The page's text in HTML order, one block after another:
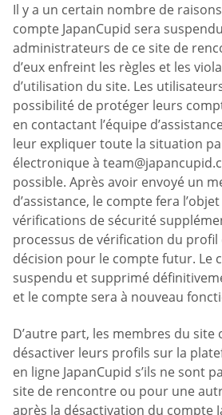
Il y a un certain nombre de
compte JapanCupid sera
administrateurs de ce site de
d’eux enfreint les règles et les
d’utilisation du site. Les
possibilité de protéger leurs
en contactant l’équipe
leur expliquer toute la situation
électronique à
possible. Après avoir envoyé un
d’assistance, le compte fera
vérifications de sécurité
processus de vérification du profil
décision pour le compte futur. Le
suspendu et supprimé
et le compte sera à nouveau
D’autre part, les membres du
désactiver leurs profils sur la
en ligne JapanCupid s’ils ne sont
site de rencontre ou pour une
après la désactivation du compte